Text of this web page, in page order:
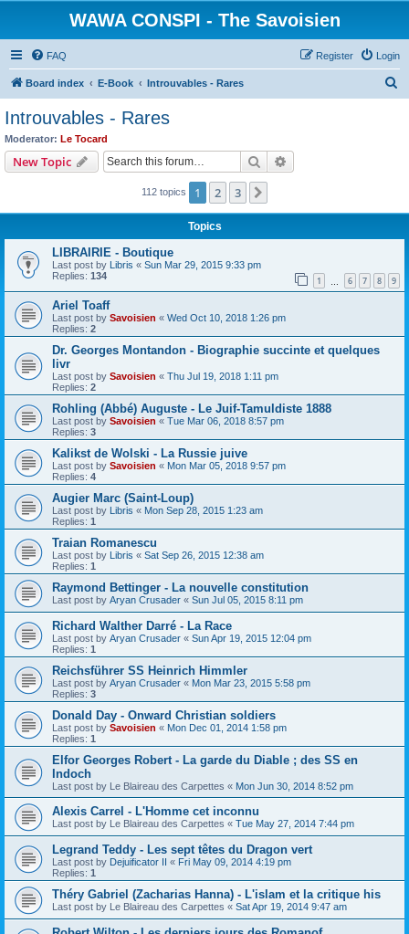
WAWA CONSPI - The Savoisien
FAQ Login
Register
Board index E-Book Introuvables - Rares
Introuvables - Rares
Moderator: Le Tocard
New Topic Search
112 topics 1 2 3
Topics
LIBRAIRIE - Boutique
Last post by Libris « Sun Mar 29, 2015 9:33 pm
Replies: 134 1 6 7 8 9
Ariel Toaff
Last post by Savoisien « Wed Oct 10, 2018 1:26 pm
Replies: 2
Dr. Georges Montandon - Biographie succinte et quelques
livr
Last post by Savoisien « Thu Jul 19, 2018 1:11 pm
Replies: 2
Rohling (Abbé) Auguste - Le Juif-Tamuldiste 1888
Last post by Savoisien « Tue Mar 06, 2018 8:57 pm
Replies: 3
Kalikst de Wolski - La Russie juive
Last post by Savoisien « Mon Mar 05, 2018 9:57 pm
Replies: 4
Augier Marc (Saint-Loup)
Last post by Libris « Mon Sep 28, 2015 1:23 am
Replies: 1
Traian Romanescu
Last post by Libris « Sat Sep 26, 2015 12:38 am
Replies: 1
Raymond Bettinger - La nouvelle constitution
Last post by Aryan Crusader « Sun Jul 05, 2015 8:11 pm
Richard Walther Darré - La Race
Last post by Aryan Crusader « Sun Apr 19, 2015 12:04 pm
Replies: 1
Reichsführer SS Heinrich Himmler
Last post by Aryan Crusader « Mon Mar 23, 2015 5:58 pm
Replies: 3
Donald Day - Onward Christian soldiers
Last post by Savoisien « Mon Dec 01, 2014 1:58 pm
Replies: 1
Elfor Georges Robert - La garde du Diable ; des SS en
Indoch
Last post by Le Blaireau des Carpettes « Mon Jun 30, 2014 8:52 pm
Alexis Carrel - L'Homme cet inconnu
Last post by Le Blaireau des Carpettes « Tue May 27, 2014 7:44 pm
Legrand Teddy - Les sept têtes du Dragon vert
Last post by Dejuificator II « Fri May 09, 2014 4:19 pm
Replies: 1
Théry Gabriel (Zacharias Hanna) - L'islam et la critique his
Last post by Le Blaireau des Carpettes « Sat Apr 19, 2014 9:47 am